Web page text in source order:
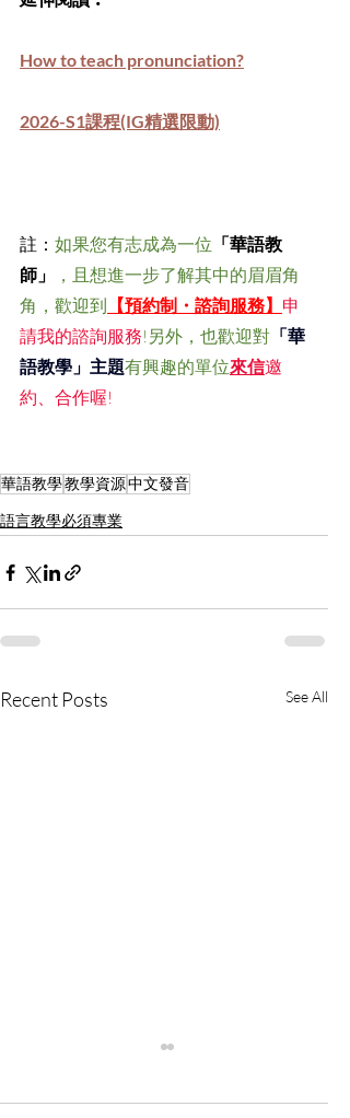
How to teach pronunciation?
2026-S1課程(IG精選限動)
註： 如果您有志成為一位 「華語教
師」
，且想進一步了解其中的眉眉角
角，歡迎到 【預約制・諮詢服務】 申
請我的諮詢服務!另外，也歡迎對 「華
語教學」主題有興趣的單位來信邀
約、合作喔!
華語教學教學資源中文發音
語言教學必須專業
Recent Posts See All